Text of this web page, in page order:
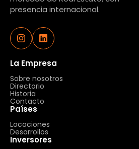
presencia internacional.
La Empresa
Sobre nosotros
Directorio
Historia
Contacto
Países
Locaciones
Desarrollos
Inversores